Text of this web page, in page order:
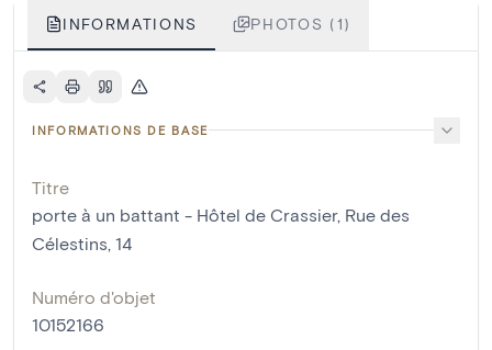
INFORMATIONS PHOTOS (1)
INFORMATIONS DE BASE
Titre
porte à un battant - Hôtel de Crassier, Rue des
Célestins, 14
Numéro d'objet
10152166